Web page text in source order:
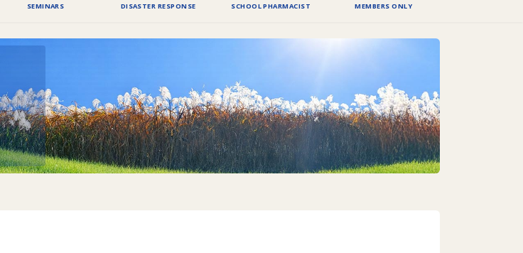
リ
プ
SEMINARS DISASTER RESPONSE SCHOOL PHARMACIST MEMBERS ONLY